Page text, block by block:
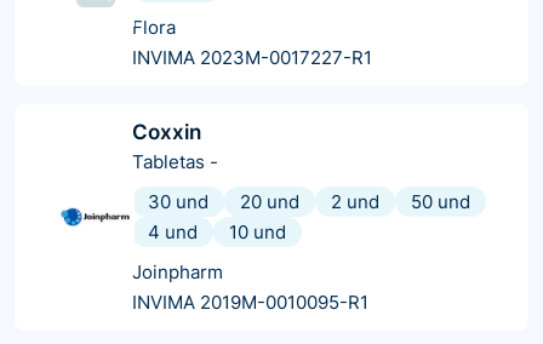
Flora
INVIMA 2023M-0017227-R1
Coxxin
Tabletas -
30 und
20 und 2 und
50 und
4 und
10 und
Joinpharm
INVIMA 2019M-0010095-R1